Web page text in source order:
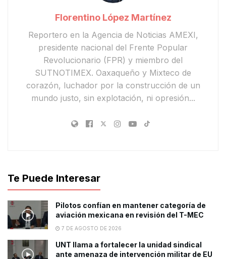
Florentino López Martínez
Reportero en la Agencia de Noticias AMEXI,
presidente nacional del Frente Popular
Revolucionario (FPR) y miembro del
SUTNOTIMEX. Oaxaqueño y Mixteco de
corazón, luchador por la construcción de un
mundo justo, sin explotación, ni opresión...
Te Puede Interesar
Pilotos confían en mantener categoría de
aviación mexicana en revisión del T-MEC
7 DE AGOSTO DE 2026
UNT llama a fortalecer la unidad sindical
ante amenaza de intervención militar de EU